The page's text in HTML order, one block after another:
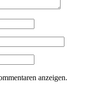
anzeigen.